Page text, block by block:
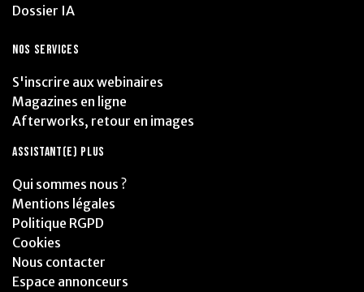
Dossier IA
NOS SERVICES
S'inscrire aux webinaires
Magazines en ligne
Afterworks, retour en images
ASSISTANT(E) PLUS
Qui sommes nous ?
Mentions légales
Politique RGPD
Cookies
Nous contacter
Espace annonceurs